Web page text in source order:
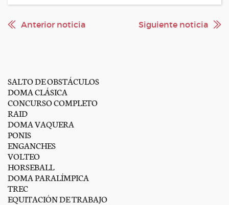
Anterior noticia Siguiente noticia
SALTO DE OBSTÁCULOS
DOMA CLÁSICA
CONCURSO COMPLETO
RAID
DOMA VAQUERA
PONIS
ENGANCHES
VOLTEO
HORSEBALL
DOMA PARALÍMPICA
TREC
EQUITACIÓN DE TRABAJO